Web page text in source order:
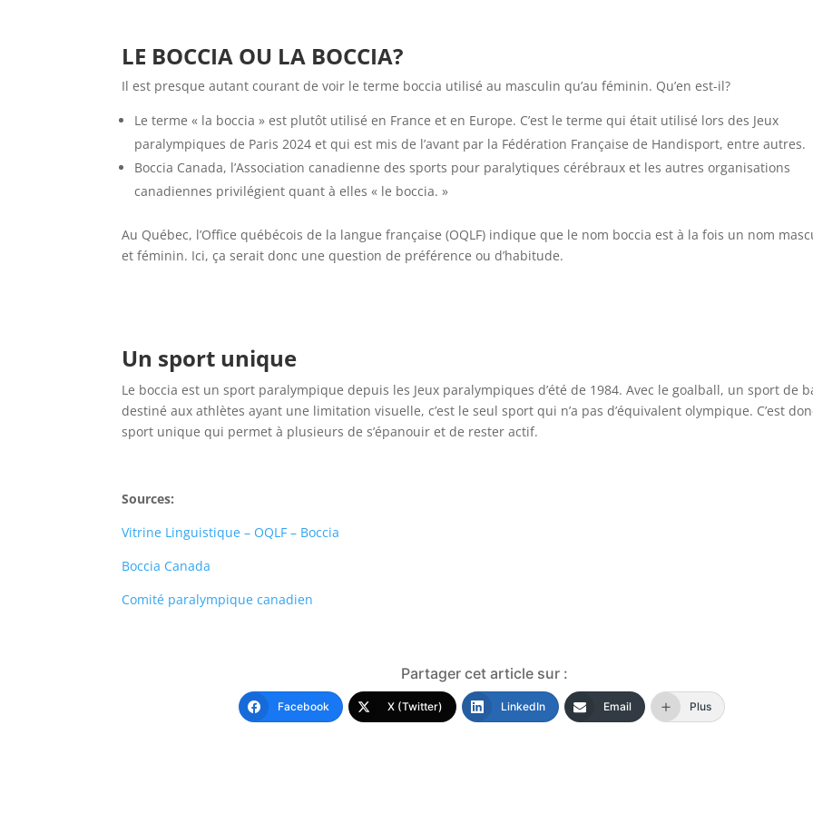
LE BOCCIA OU LA BOCCIA?
Il est presque autant courant de voir le terme boccia utilisé au masculin qu’au féminin. Qu’en est-il?
Le terme « la boccia » est plutôt utilisé en France et en Europe. C’est le terme qui était utilisé lors des Jeux
paralympiques de Paris 2024 et qui est mis de l’avant par la Fédération Française de Handisport, entre autres.
Boccia Canada, l’Association canadienne des sports pour paralytiques cérébraux et les autres organisations
canadiennes privilégient quant à elles « le boccia. »
Au Québec, l’Office québécois de la langue française (OQLF) indique que le nom boccia est à la fois un nom
et féminin. Ici, ça serait donc une question de préférence ou d’habitude.
Un sport unique
Le boccia est un sport paralympique depuis les Jeux paralympiques d’été de 1984. Avec le goalball, un sport de
destiné aux athlètes ayant une limitation visuelle, c’est le seul sport qui n’a pas d’équivalent olympique. C’est
sport unique qui permet à plusieurs de s’épanouir et de rester actif.
Sources:
Vitrine Linguistique – OQLF – Boccia
Boccia Canada
Comité paralympique canadien
Partager cet article sur :
Facebook X (Twitter) LinkedIn Email Plus